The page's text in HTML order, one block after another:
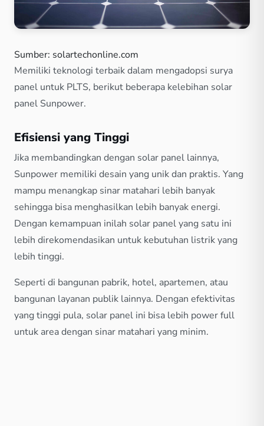
Sumber: solartechonline.com
Memiliki teknologi terbaik dalam mengadopsi surya
panel untuk PLTS, berikut beberapa kelebihan solar
panel Sunpower.
Efisiensi yang Tinggi
Jika membandingkan dengan solar panel lainnya,
Sunpower memiliki desain yang unik dan praktis. Yang
mampu menangkap sinar matahari lebih banyak
sehingga bisa menghasilkan lebih banyak energi.
Dengan kemampuan inilah solar panel yang satu ini
lebih direkomendasikan untuk kebutuhan listrik yang
lebih tinggi.
Seperti di bangunan pabrik, hotel, apartemen, atau
bangunan layanan publik lainnya. Dengan efektivitas
yang tinggi pula, solar panel ini bisa lebih power full
untuk area dengan sinar matahari yang minim.